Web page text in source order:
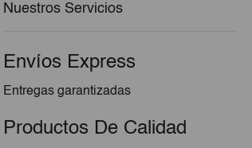
Nuestros Servicios
Envíos Express
Entregas garantizadas
Productos De Calidad